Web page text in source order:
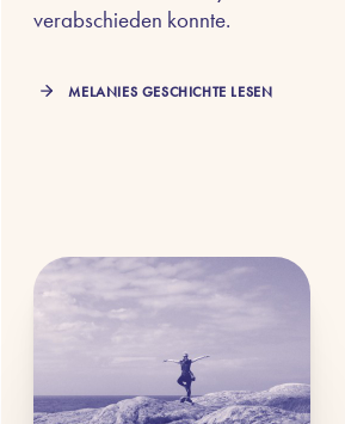
verabschieden konnte.
MELANIES GESCHICHTE LESEN